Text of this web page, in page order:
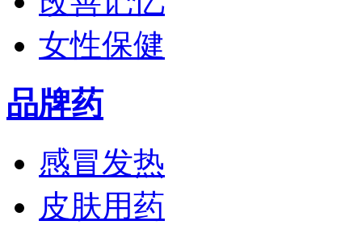
女性保健
品牌药
感冒发热
皮肤用药